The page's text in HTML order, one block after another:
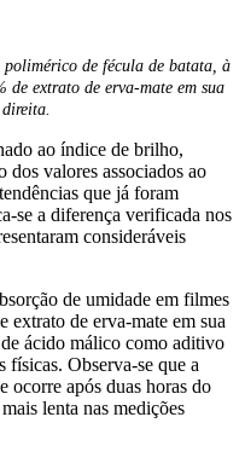
de fécula de batata, à
de extrato de erva-mate em sua
ao índice de brilho,
dos valores associados ao
que já foram
se a diferença verificada nos
consideráveis
de umidade em filmes
extrato de erva-mate em sua
ácido málico como aditivo
físicas. Observa-se que a
ocorre após duas horas do
lenta nas medições